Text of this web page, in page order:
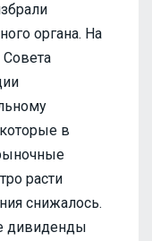
органа. На
Совета
в
расти
снижалось.
дивиденды